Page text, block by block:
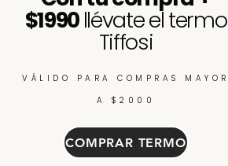
$1990llévate el termo
Tiffosi
VÁLIDO PARA COMPRAS MAYOR
A $2000
COMPRAR TERMO